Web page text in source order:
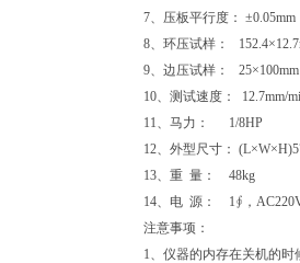
7、压板平行度： ±0.05mm
8、环压试样：
9、边压试样： 25×100mm
10、测试速度： 12.7mm/
11、马力： 1/8HP
12、外型尺寸：
13、重 量： 48kg
14、电 源： 1∮，
注意事项：
1、仪器的内存在关机的